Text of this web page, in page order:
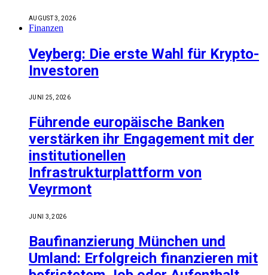
AUGUST 3, 2026
Finanzen
Veyberg: Die erste Wahl für Krypto-
Investoren
JUNI 25, 2026
Führende europäische Banken
verstärken ihr Engagement mit der
institutionellen
Infrastrukturplattform von
Veyrmont
JUNI 3, 2026
Baufinanzierung München und
Umland: Erfolgreich finanzieren mit